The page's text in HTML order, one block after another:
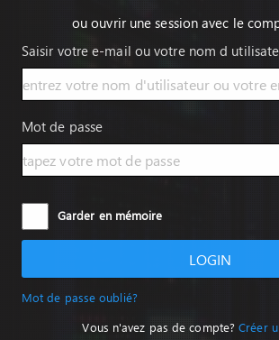
ou ouvrir une session avec le
Saisir votre e-mail ou votre nom d
Mot de passe
Garder en mémoire
LOGIN
Mot de passe oublié?
Vous n'avez pas de compte?Créer